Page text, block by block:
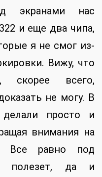
экранами нас
и еще два чипа,
я не смог из-
Вижу, что
скорее всего,
не могу. В
просто и
внимания на
Все равно под
полезет, да и